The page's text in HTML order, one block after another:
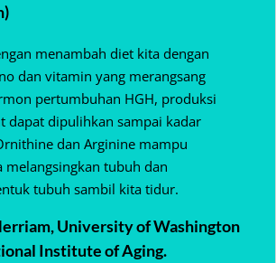
menambah diet kita dengan
dan vitamin yang merangsang
pertumbuhan HGH, produksi
dapat dipulihkan sampai kadar
dan Arginine mampu
melangsingkan tubuh dan
tubuh sambil kita tidur.
University of Washington
Institute of Aging.